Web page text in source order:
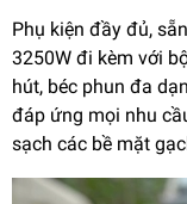
Phụ kiện đầy đủ,
3250W đi kèm với
hút, béc phun đa
đáp ứng mọi nhu
sạch các bề mặt